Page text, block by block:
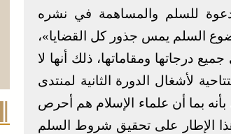
للسلم والمساهمة في نشره
السلم يمس جذور كل القضايا»،
درجاتها ومقاماتها، ذلك أنها لا
لأشغال الدورة الثانية لمنتدى
بما أن علماء الإسلام هم أحرص
الإطار على تحقيق شروط السلم